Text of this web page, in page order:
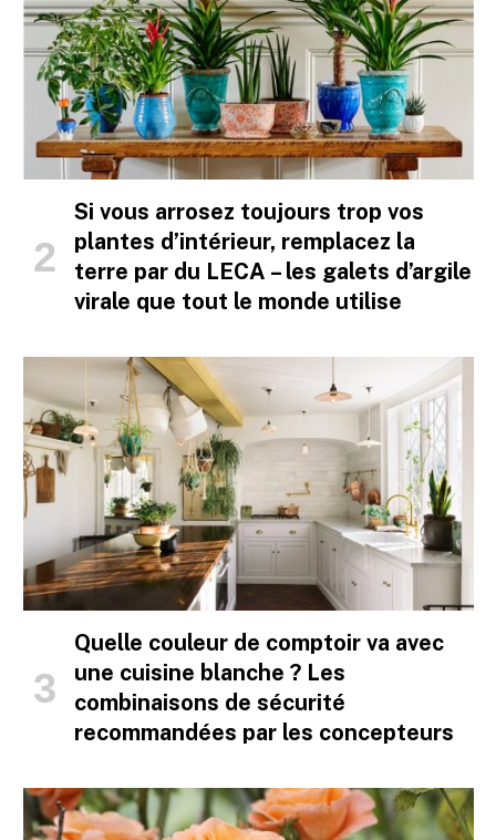
Si vous arrosez toujours trop vos
plantes d’intérieur, remplacez la
terre par du LECA – les galets d’argile
virale que tout le monde utilise
Quelle couleur de comptoir va avec
une cuisine blanche ? Les
combinaisons de sécurité
recommandées par les concepteurs